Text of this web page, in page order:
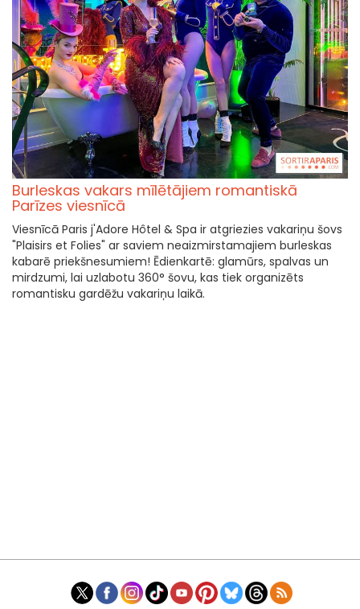
Burleskas vakars mīlētājiem romantiskā
Parīzes viesnīcā
Viesnīcā Paris j'Adore Hôtel & Spa ir atgriezies vakariņu šovs
"Plaisirs et Folies" ar saviem neaizmirstamajiem burleskas
kabarē priekšnesumiem! Ēdienkartē: glamūrs, spalvas un
mirdzumi, lai uzlabotu 360° šovu, kas tiek organizēts
romantisku gardēžu vakariņu laikā.